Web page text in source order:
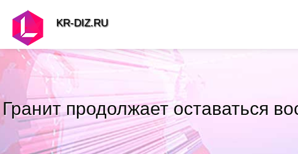
Гранит продолжает оставаться
KR-DIZ.RU